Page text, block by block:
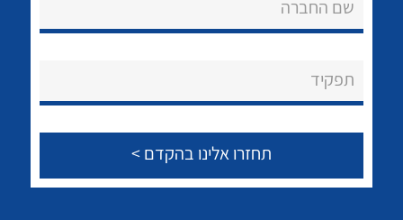
לכל מוצרי היצרן לכל מוצרי היצרן
שם החברה
תפקיד